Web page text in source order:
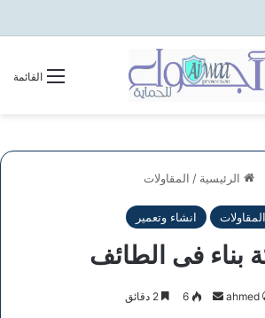
القائمة
الرئيسية / المقاولات
المقاولات انشاء وتعمير
بناء فى الطائف
ahmed
أرسل6 2 دقائق